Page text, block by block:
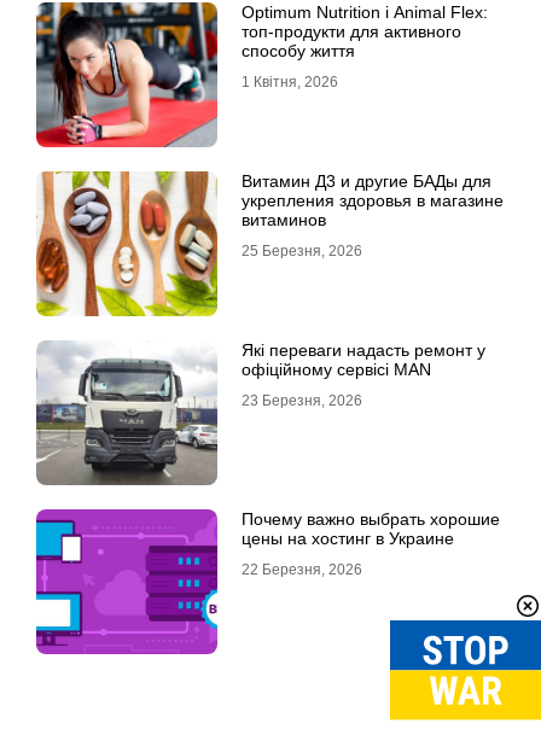
Optimum Nutrition і Animal Flex:
топ-продукти для активного
способу життя
1 Квітня, 2026
Витамин Д3 и другие БАДы для
укрепления здоровья в магазине
витаминов
25 Березня, 2026
Які переваги надасть ремонт у
офіційному сервісі MAN
23 Березня, 2026
Почему важно выбрать хорошие
цены на хостинг в Украине
22 Березня, 2026